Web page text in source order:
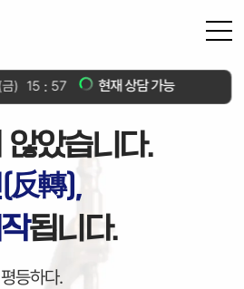
) 15 57 현재 상담 가능
았습니다.
轉),
됩니다.
등하다.